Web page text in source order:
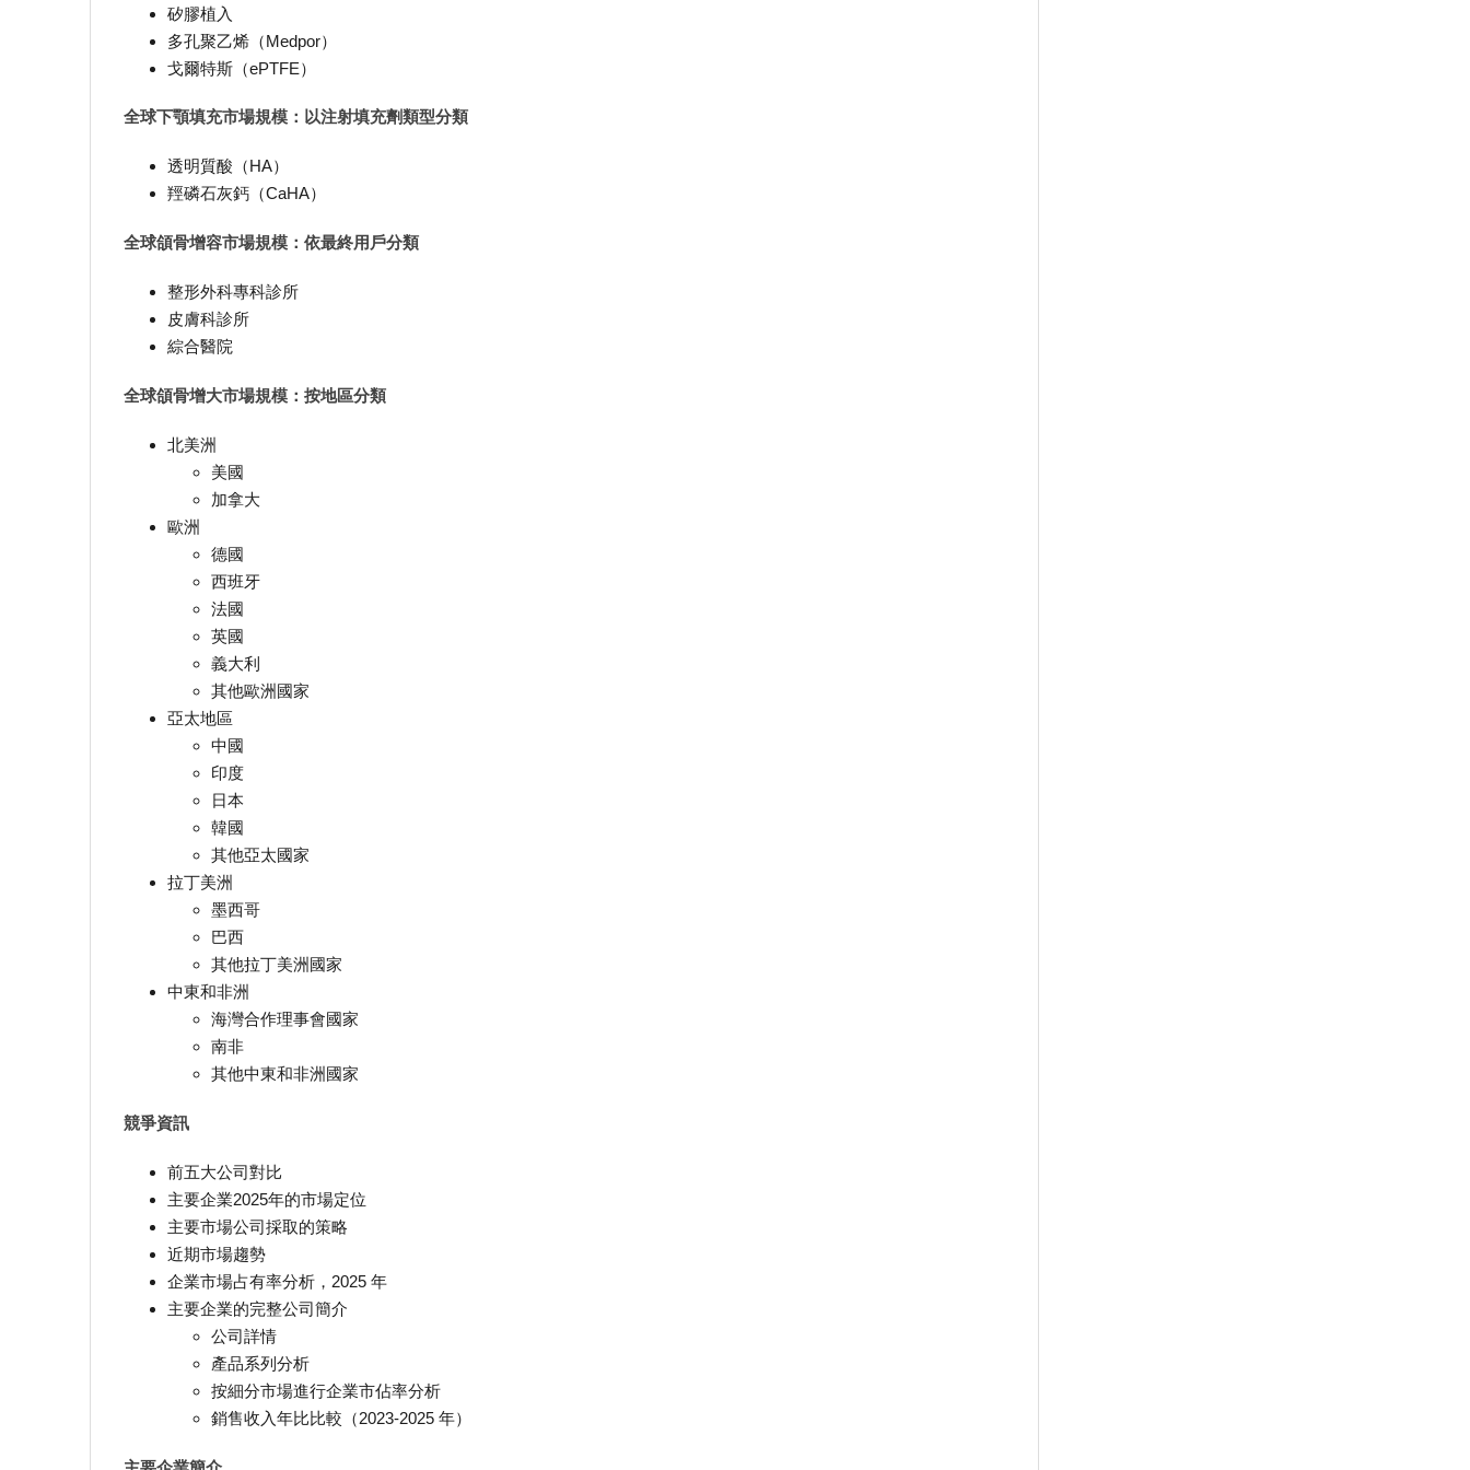
矽膠植入
多孔聚乙烯（Medpor）
戈爾特斯（ePTFE）
全球下顎填充市場規模：以注射填充劑類型分類
透明質酸（HA）
羥磷石灰鈣（CaHA）
全球頜骨增容市場規模：依最終用戶分類
整形外科專科診所
皮膚科診所
綜合醫院
全球頜骨增大市場規模：按地區分類
北美洲
美國
加拿大
歐洲
德國
西班牙
法國
英國
義大利
其他歐洲國家
亞太地區
中國
印度
日本
韓國
其他亞太國家
拉丁美洲
墨西哥
巴西
其他拉丁美洲國家
中東和非洲
海灣合作理事會國家
南非
其他中東和非洲國家
競爭資訊
前五大公司對比
主要企業2025年的市場定位
主要市場公司採取的策略
近期市場趨勢
企業市場占有率分析，2025 年
主要企業的完整公司簡介
公司詳情
產品系列分析
按細分市場進行企業市佔率分析
銷售收入年比比較（2023-2025 年）